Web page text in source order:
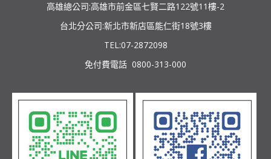
高雄總公司:高雄市前金區七賢二路122號11樓-2
台北分公司:新北市新店區能仁街18號3樓
TEL:07-2872098
免付費電話 0800-313-000